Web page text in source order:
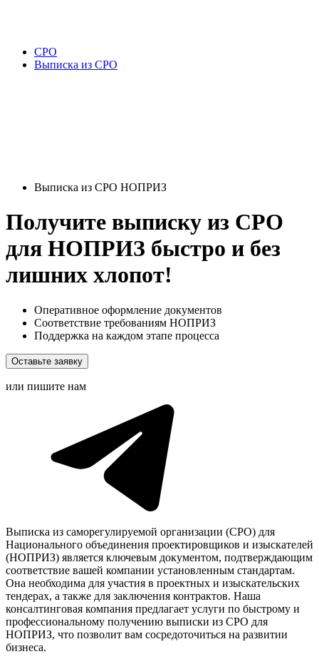
СРО
Выписка из СРО
Выписка из СРО НОПРИЗ
Получите выписку из СРО
для НОПРИЗ быстро и без
лишних хлопот!
Оперативное оформление документов
Соответствие требованиям НОПРИЗ
Поддержка на каждом этапе процесса
Оставьте заявку
или пишите нам
Выписка из саморегулируемой организации (СРО) для
Национального объединения проектировщиков и изыскателей
(НОПРИЗ) является ключевым документом, подтверждающим
соответствие вашей компании установленным стандартам.
Она необходима для участия в проектных и изыскательских
тендерах, а также для заключения контрактов. Наша
консалтинговая компания предлагает услуги по быстрому и
профессиональному получению выписки из СРО для
НОПРИЗ, что позволит вам сосредоточиться на развитии
бизнеса.